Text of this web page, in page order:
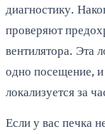
диагностику.
проверяют
вентилятора. Эта
одно посещение,
локализуется за
Если у вас печка